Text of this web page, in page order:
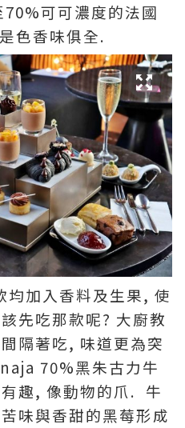
可可濃度的法國
色香味俱全.
均加入香料及生果, 使
先吃那款呢? 大廚教
隔著吃, 味道更為突
70%黑朱古力牛
趣, 像動物的爪. 牛
味與香甜的黑莓形成